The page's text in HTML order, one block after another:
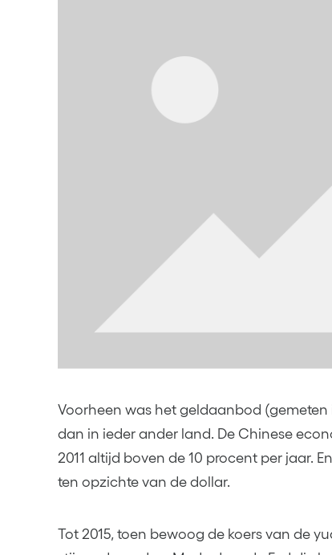
Voorheen was het geldaanbod
dan in ieder ander land. De Chinese
2011 altijd boven de 10 procent per jaar.
ten opzichte van de dollar.
Tot 2015, toen bewoog de koers van de